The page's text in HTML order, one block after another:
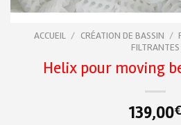
ACCUEIL / CRÉATION DE BASSIN /
FILTRANTES
Helix pour moving
139,00€